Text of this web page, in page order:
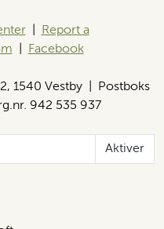
|
Report a
Facebook
1540 Vestby | Postboks
942 535 937
Aktiver